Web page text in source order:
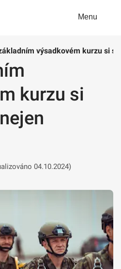
Menu
výsadkovém kurzu si
kurzu si
04.10.2024)